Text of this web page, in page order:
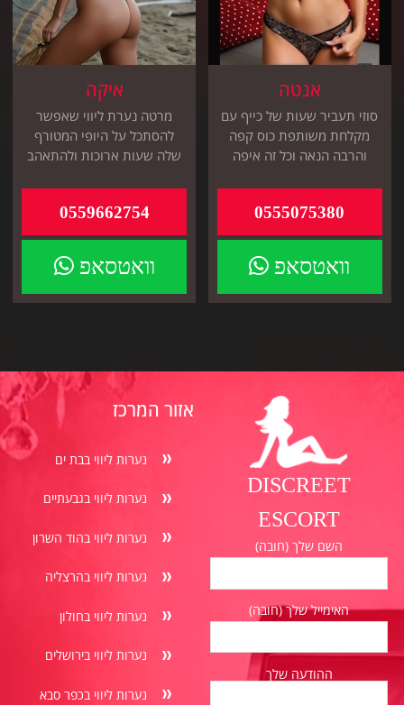
אנטה
סוזי תעביר שעות של כייף עם
מקלחת משותפת כוס קפה
והרבה הנאה וכל זה איפה
0555075380
וואטסאפ
איקה
מרטה נערת ליווי שאפשר
להסתכל על היופי המטורף
שלה שעות ארוכות ולהתאהב
0559662754
וואטסאפ
DISCREET
ESCORT
השם שלך (חובה)
האימייל שלך (חובה)
ההודעה שלך
אזור המרכז
נערות ליווי בבת ים
נערות ליווי בגבעתיים
נערות ליווי בהוד השרון
נערות ליווי בהרצליה
נערות ליווי בחולון
נערות ליווי בירושלים
נערות ליווי בכפר סבא